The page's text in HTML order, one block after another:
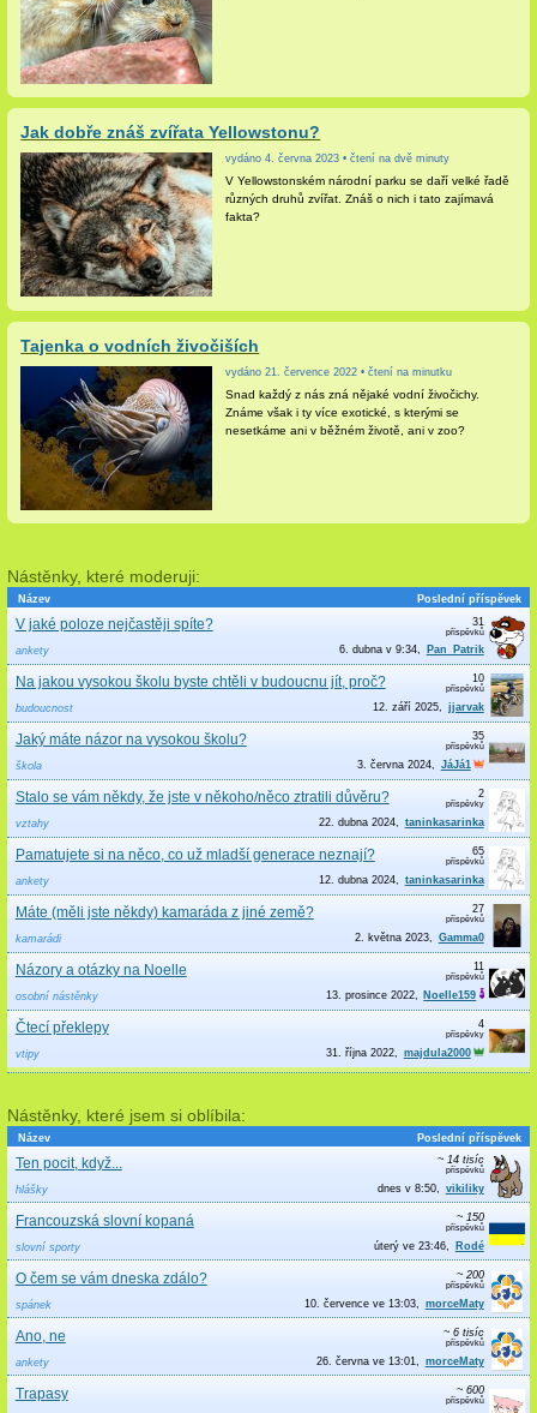
Jak dobře znáš zvířata Yellowstonu?
vydáno 4. června 2023 • čtení na dvě minuty
V Yellowstonském národní parku se daří velké řadě
různých druhů zvířat. Znáš o nich i tato zajímavá
fakta?
Tajenka o vodních živočiších
vydáno 21. července 2022 • čtení na minutku
Snad každý z nás zná nějaké vodní živočichy.
Známe však i ty více exotické, s kterými se
nesetkáme ani v běžném životě, ani v zoo?
Nástěnky, které moderuji:
Název Poslední příspěvek
ankety
V jaké poloze nejčastěji spíte? 31
Pan_Patrik
6. dubna v 9:34
budoucnost
Na jakou vysokou školu byste chtěli v budoucnu jít, proč? 10
jjarvak
12. září 2025
škola
Jaký máte názor na vysokou školu? 35
JáJá1
3. června 2024
vztahy
Stalo se vám někdy, že jste v někoho/něco ztratili důvěru? 2
taninkasarinka
22. dubna 2024
ankety
Pamatujete si na něco, co už mladší generace neznají? 65
taninkasarinka
12. dubna 2024
kamarádi
Máte (měli jste někdy) kamaráda z jiné země? 27
Gamma0
2. května 2023
osobní nástěnky
Názory a otázky na Noelle 11
Noelle159
13. prosince 2022
vtipy
Čtecí překlepy 4
majdula2000
31. října 2022
Nástěnky, které jsem si oblíbila:
Název Poslední příspěvek
hlášky
Ten pocit, když... ~ 14 tisíc
vikiliky
dnes v 8:50
slovní sporty
Francouzská slovní kopaná ~ 150
Rodé
úterý ve 23:46
spánek
O čem se vám dneska zdálo? ~ 200
morceMaty
10. července ve 13:03
ankety
Ano, ne ~ 6 tisíc
morceMaty
26. června ve 13:01
Trapasy ~ 600